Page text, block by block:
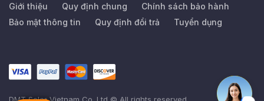
Giới thiệu Quy định chung
Chính sách bảo hành
Bảo mật thông tin
Quy định đổi trả Tuyển dụng